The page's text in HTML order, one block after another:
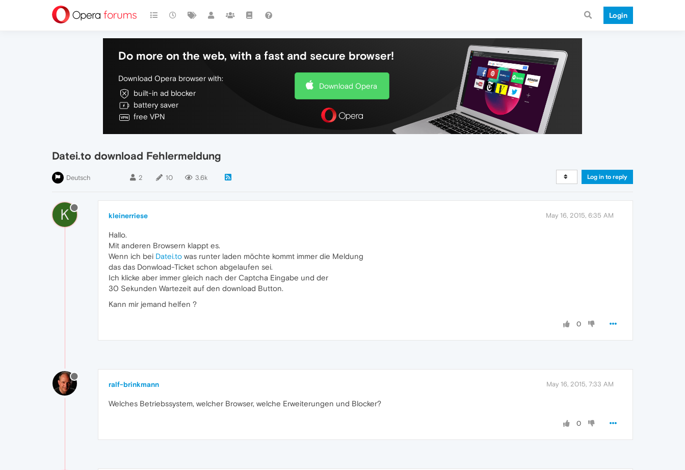
Login
Do more on the web, with a fast and secure browser!
Download Opera browser with:
built-in ad blocker
battery saver
free VPN
Download Opera
Datei.to download Fehlermeldung
Deutsch 2 10 3.6k Log in to reply
K kleinerriese May 16, 2015, 6:35 AM
Hallo.
Mit anderen Browsern klappt es.
Wenn ich bei Datei.to was runter laden möchte kommt immer die Meldung
das das Donwload-Ticket schon abgelaufen sei.
Ich klicke aber immer gleich nach der Captcha Eingabe und der
30 Sekunden Wartezeit auf den download Button.
Kann mir jemand helfen ?
0
ralf-brinkmann May 16, 2015, 7:33 AM
Welches Betriebssystem, welcher Browser, welche Erweiterungen und Blocker?
0